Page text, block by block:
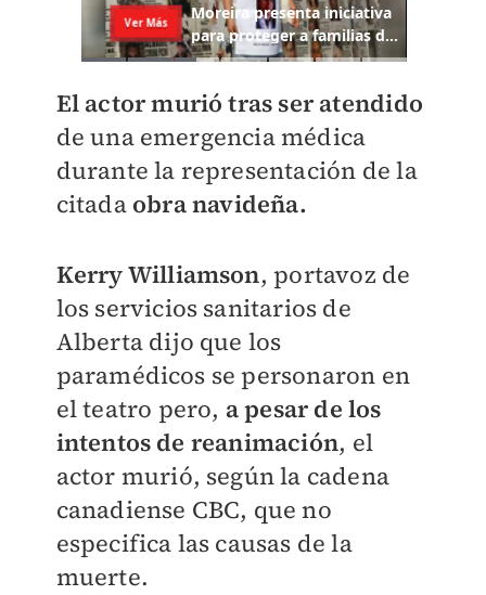
El actor murió tras ser atendido
de una emergencia médica
durante la representación de la
citada obra navideña.
Kerry Williamson, portavoz de
los servicios sanitarios de
Alberta dijo que los
paramédicos se personaron en
el teatro pero, a pesar de los
intentos de reanimación, el
actor murió, según la cadena
canadiense CBC, que no
especifica las causas de la
muerte.